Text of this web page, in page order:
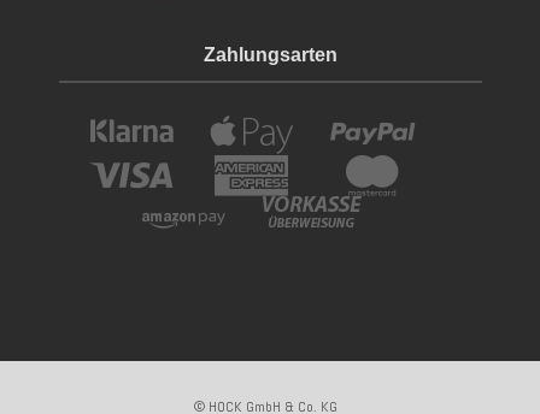
Zahlungsarten
© HOCK GmbH & Co. KG